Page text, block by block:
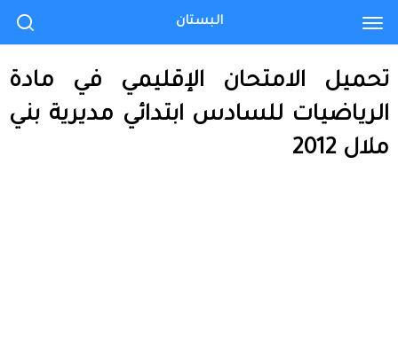
تحميل الامتحان الإقليمي في مادة
الرياضيات للسادس ابتدائي مديرية بني
ملال 2012
البستان